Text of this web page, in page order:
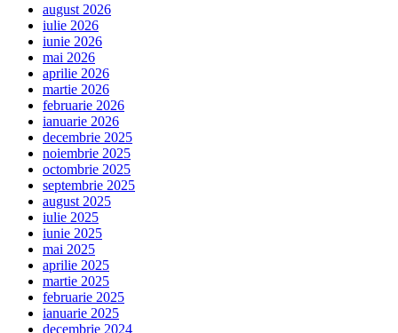
august 2026
iulie 2026
iunie 2026
mai 2026
aprilie 2026
martie 2026
februarie 2026
ianuarie 2026
decembrie 2025
noiembrie 2025
octombrie 2025
septembrie 2025
august 2025
iulie 2025
iunie 2025
mai 2025
aprilie 2025
martie 2025
februarie 2025
ianuarie 2025
decembrie 2024